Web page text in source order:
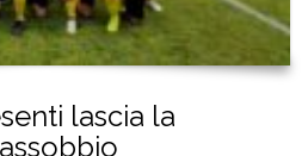
lascia la